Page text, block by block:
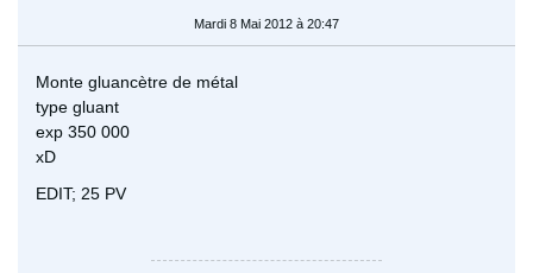
Mardi 8 Mai 2012 à 20:47
Monte gluancètre de métal
type gluant
exp 350 000
xD
EDIT; 25 PV